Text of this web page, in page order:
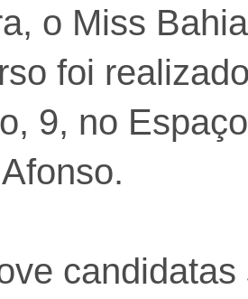
o Miss
foi
9, no